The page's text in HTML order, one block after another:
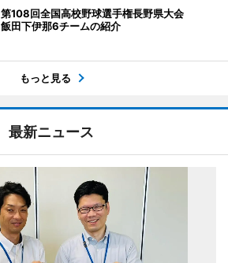
第108回全国高校野球選手権長野県大会
飯田下伊那6チームの紹介
もっと見る
最新ニュース